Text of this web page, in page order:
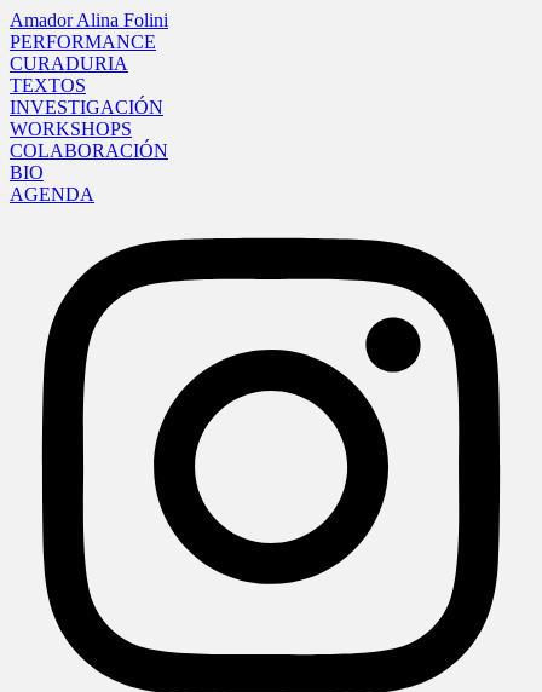
Amador Alina Folini
PERFORMANCE
CURADURIA
TEXTOS
INVESTIGACIÓN
WORKSHOPS
COLABORACIÓN
BIO
AGENDA